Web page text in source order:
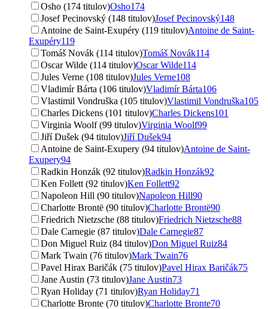
Osho (174 titulov)Osho174
Josef Pecinovský (148 titulov)Josef Pecinovský148
Antoine de Saint-Exupéry (119 titulov)Antoine de Saint-
Exupéry119
Tomáš Novák (114 titulov)Tomáš Novák114
Oscar Wilde (114 titulov)Oscar Wilde114
Jules Verne (108 titulov)Jules Verne108
Vladimír Bárta (106 titulov)Vladimír Bárta106
Vlastimil Vondruška (105 titulov)Vlastimil Vondruška105
Charles Dickens (101 titulov)Charles Dickens101
Virginia Woolf (99 titulov)Virginia Woolf99
Jiří Dušek (94 titulov)Jiří Dušek94
Antoine de Saint-Exupery (94 titulov)Antoine de Saint-
Exupery94
Radkin Honzák (92 titulov)Radkin Honzák92
Ken Follett (92 titulov)Ken Follett92
Napoleon Hill (90 titulov)Napoleon Hill90
Charlotte Brontë (90 titulov)Charlotte Brontë90
Friedrich Nietzsche (88 titulov)Friedrich Nietzsche88
Dale Carnegie (87 titulov)Dale Carnegie87
Don Miguel Ruiz (84 titulov)Don Miguel Ruiz84
Mark Twain (76 titulov)Mark Twain76
Pavel Hirax Baričák (75 titulov)Pavel Hirax Baričák75
Jane Austin (73 titulov)Jane Austin73
Ryan Holiday (71 titulov)Ryan Holiday71
Charlotte Bronte (70 titulov)Charlotte Bronte70